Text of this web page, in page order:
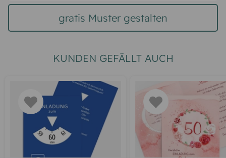
gratis Muster gestalten
KUNDEN GEFÄLLT AUCH